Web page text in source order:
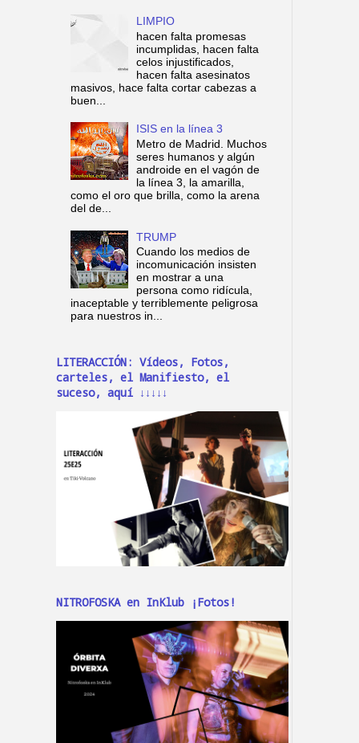
LIMPIO
hacen falta promesas
incumplidas, hacen falta
celos injustificados,
hacen falta asesinatos
masivos, hace falta cortar cabezas a
buen...
ISIS en la línea 3
Metro de Madrid. Muchos
seres humanos y algún
androide en el vagón de
la línea 3, la amarilla,
como el oro que brilla, como la arena
del de...
TRUMP
Cuando los medios de
incomunicación insisten
en mostrar a una
persona como ridícula,
inaceptable y terriblemente peligrosa
para nuestros in...
LITERACCIÓN: Vídeos, Fotos,
carteles, el Manifiesto, el
suceso, aquí ↓↓↓↓↓
NITROFOSKA en InKlub ¡Fotos!